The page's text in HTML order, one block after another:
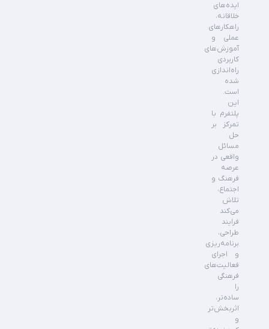
ایده‌های
خلاقانه،
راهکارهای
عملی و
آموزش‌های
کاربردی
راه‌اندازی
شده
است.
این
پلتفرم با
تمرکز بر
حل
مسائل
واقعی در
عرصه
فرهنگ و
اجتماع،
تلاش
می‌کند
فرایند
طراحی،
برنامه‌ریزی
و اجرای
فعالیت‌های
فرهنگی
را
ساده‌تر،
اثربخش‌تر
و